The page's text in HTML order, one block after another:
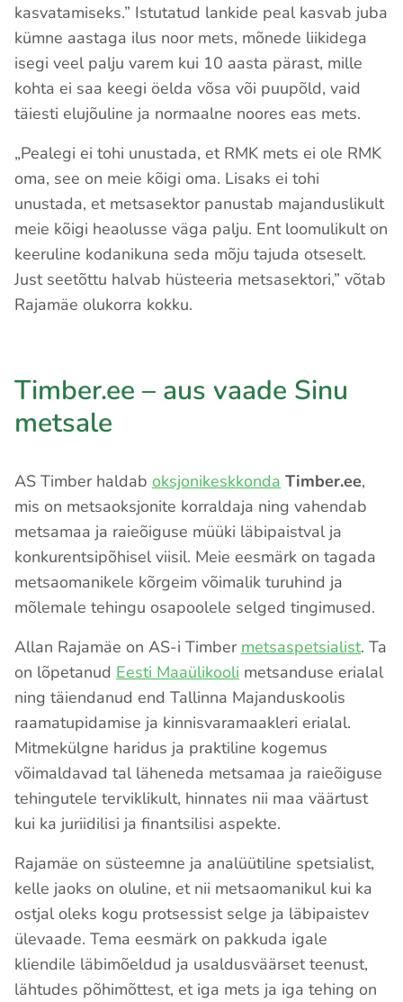
kasvatamiseks.” Istutatud lankide peal kasvab juba
kümne aastaga ilus noor mets, mõnede liikidega
isegi veel palju varem kui 10 aasta pärast, mille
kohta ei saa keegi öelda võsa või puupõld, vaid
täiesti elujõuline ja normaalne noores eas mets.
„Pealegi ei tohi unustada, et RMK mets ei ole RMK
oma, see on meie kõigi oma. Lisaks ei tohi
unustada, et metsasektor panustab majanduslikult
meie kõigi heaolusse väga palju. Ent loomulikult on
keeruline kodanikuna seda mõju tajuda otseselt.
Just seetõttu halvab hüsteeria metsasektori,” võtab
Rajamäe olukorra kokku.
Timber.ee – aus vaade Sinu
metsale
AS Timber haldab oksjonikeskkonda Timber.ee,
mis on metsaoksjonite korraldaja ning vahendab
metsamaa ja raieõiguse müüki läbipaistval ja
konkurentsipõhisel viisil. Meie eesmärk on tagada
metsaomanikele kõrgeim võimalik turuhind ja
mõlemale tehingu osapoolele selged tingimused.
Allan Rajamäe on AS-i Timber metsaspetsialist. Ta
on lõpetanud Eesti Maaülikooli metsanduse erialal
ning täiendanud end Tallinna Majanduskoolis
raamatupidamise ja kinnisvaramaakleri erialal.
Mitmekülgne haridus ja praktiline kogemus
võimaldavad tal läheneda metsamaa ja raieõiguse
tehingutele terviklikult, hinnates nii maa väärtust
kui ka juriidilisi ja finantsilisi aspekte.
Rajamäe on süsteemne ja analüütiline spetsialist,
kelle jaoks on oluline, et nii metsaomanikul kui ka
ostjal oleks kogu protsessist selge ja läbipaistev
ülevaade. Tema eesmärk on pakkuda igale
kliendile läbimõeldud ja usaldusväärset teenust,
lähtudes põhimõttest, et iga mets ja iga tehing on